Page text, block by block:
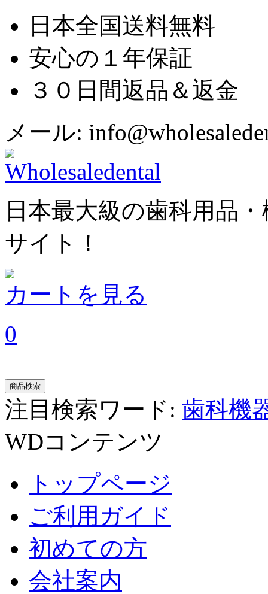
日本全国送料無料
安心の１年保証
３０日間返品＆返金
メール:
日本最大級の歯科用品
サイト！
カートを見る
0
注目検索ワード: 歯科機
WDコンテンツ
トップページ
ご利用ガイド
初めての方
会社案内